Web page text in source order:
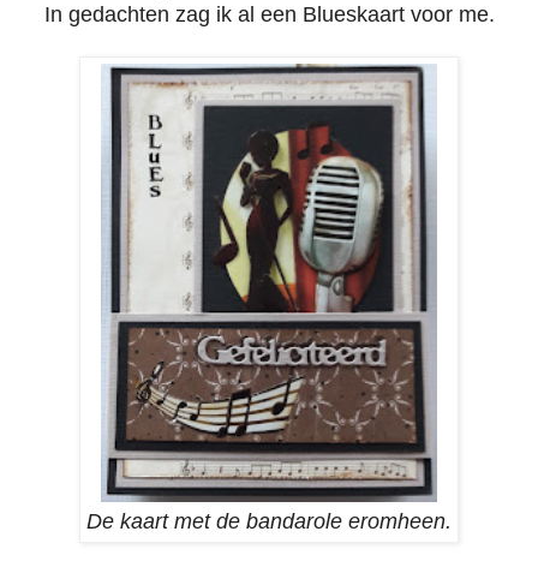
In gedachten zag ik al een Blueskaart voor me.
De kaart met de bandarole eromheen.